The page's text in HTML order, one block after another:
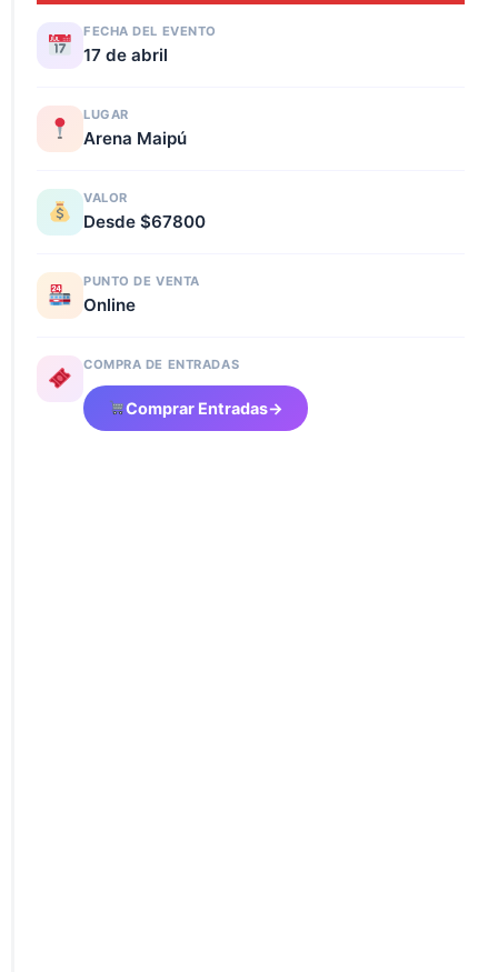
FECHA DEL EVENTO
17 de abril
LUGAR
Arena Maipú
VALOR
Desde $67800
PUNTO DE VENTA
Online
COMPRA DE ENTRADAS
Comprar Entradas→